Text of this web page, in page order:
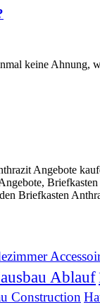
keine
Angebote
Briefkasten
Ablauf
Construction